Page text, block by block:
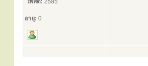
โพสต์: 2585
อายุ: 0